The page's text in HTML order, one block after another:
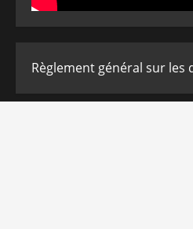
Règlement général sur les